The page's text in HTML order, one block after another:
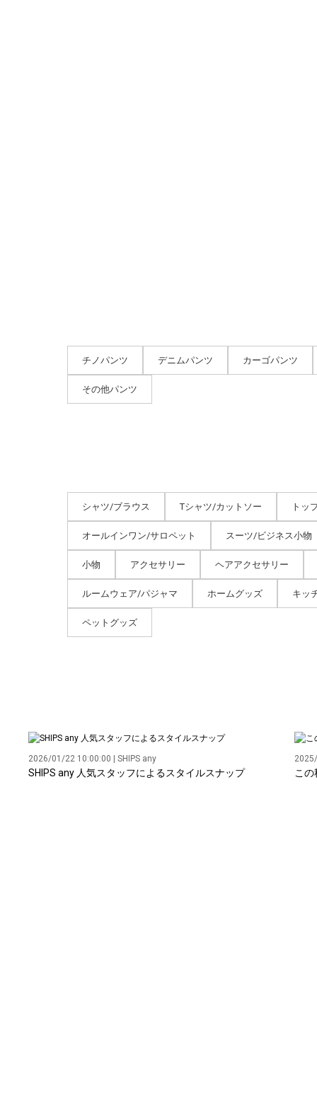
チノパンツ デニムパンツ カーゴパンツ
その他パンツ
シャツ/ブラウス Tシャツ/カットソー トッ
オールインワン/サロペット スーツ/ビジネス小物
小物 アクセサリー ヘアアクセサリー
ルームウェア/パジャマ ホームグッズ キッ
ペットグッズ
2026/01/22 10:00:00 | SHIPS any
SHIPS any 人気スタッフによるスタイルスナップ こ